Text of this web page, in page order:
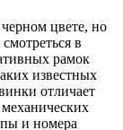
цвете, но
в
рамок
известных
отличает
и номера